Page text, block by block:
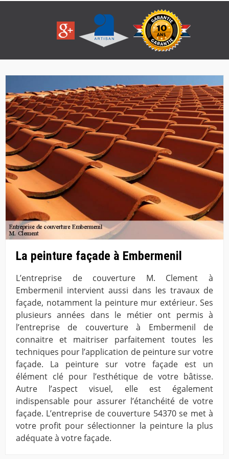
La peinture façade à Embermenil
L’entreprise de couverture M. Clement à
Embermenil intervient aussi dans les travaux de
façade, notamment la peinture mur extérieur. Ses
plusieurs années dans le métier ont permis à
l’entreprise de couverture à Embermenil de
connaitre et maitriser parfaitement toutes les
techniques pour l’application de peinture sur votre
façade. La peinture sur votre façade est un
élément clé pour l’esthétique de votre bâtisse.
Autre l’aspect visuel, elle est également
indispensable pour assurer l’étanchéité de votre
façade. L’entreprise de couverture 54370 se met à
votre profit pour sélectionner la peinture la plus
adéquate à votre façade.